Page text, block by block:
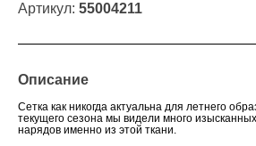
Артикул: 55004211
Описание
Сетка как никогда актуальна для летнего
текущего сезона мы видели много
нарядов именно из этой ткани.